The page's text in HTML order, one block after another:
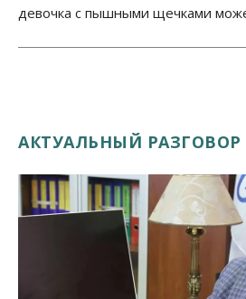
девочка с пышными щечками
АКТУАЛЬНЫЙ РАЗГОВОР